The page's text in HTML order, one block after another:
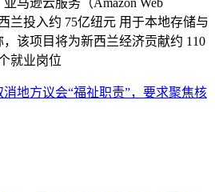
马逊云服务（Amazon Web
兰投入约 75亿纽元 用于本地存储与
该项目将为新西兰经济贡献约 110
就业岗位